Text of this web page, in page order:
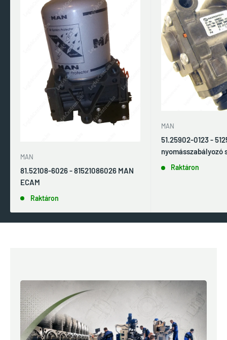
MAN
81.52108-6026 - 81521086026 MAN
ECAM
Raktáron
MAN
51.25902-0123 -
nyomásszabályozó
Raktáron